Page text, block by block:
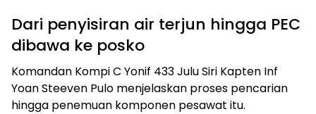
Dari penyisiran air terjun hingga PEC
dibawa ke posko
Komandan Kompi C Yonif 433 Julu Siri Kapten Inf
Yoan Steeven Pulo menjelaskan proses pencarian
hingga penemuan komponen pesawat itu.